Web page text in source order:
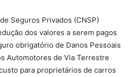
Seguros Privados (CNSP)
dos valores a serem pagos
obrigatório de Danos Pessoais
Automotores de Via Terrestre
para proprietários de carros